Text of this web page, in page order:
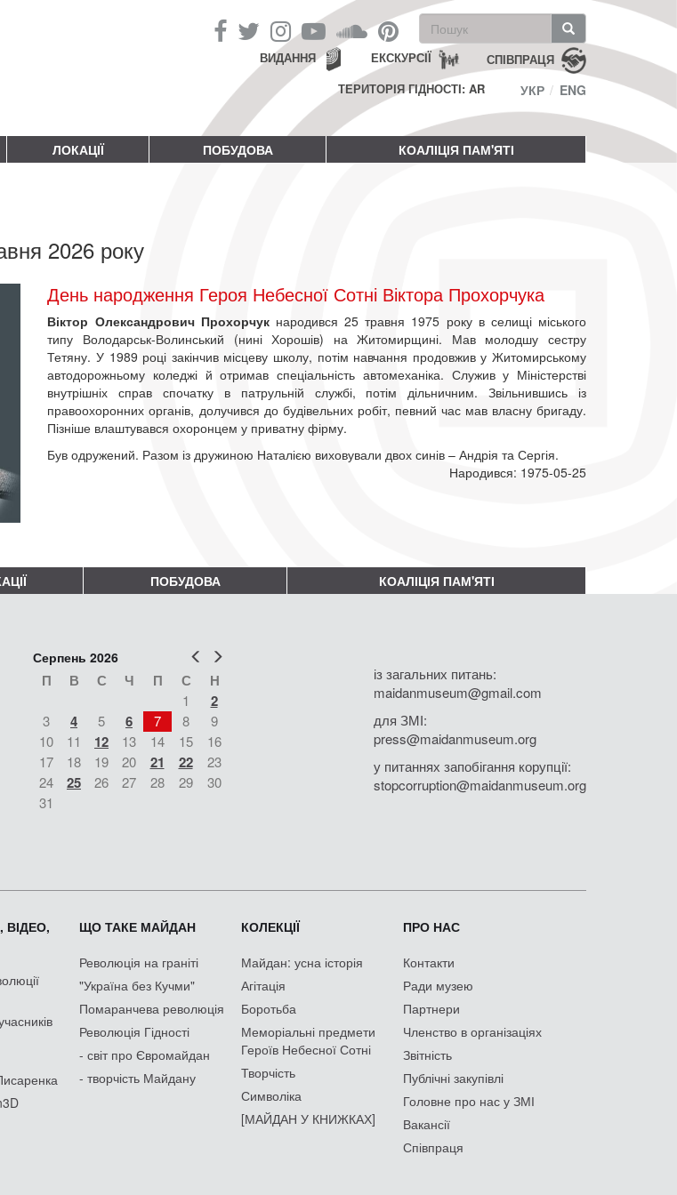
Пошукова
форма
Пошук СПІВПРАЦЯ
ЕКСКУРСІЇ
ВИДАННЯ
ТЕРИТОРІЯ ГІДНОСТІ: AR
УКР ENG
ЛОКАЦІЇ ПОБУДОВА КОАЛІЦІЯ ПАМ'ЯТІ
2026 року
День народження Героя Небесної Сотні Віктора Прохорчука
Віктор Олександрович Прохорчук народився 25 травня 1975 року в селищі міського
типу Володарськ-Волинський (нині Хорошів) на Житомирщині. Мав молодшу сестру
Тетяну. У 1989 році закінчив місцеву школу, потім навчання продовжив у Житомирському
автодорожньому коледжі й отримав спеціальність автомеханіка. Служив у Міністерстві
внутрішніх справ спочатку в патрульній службі, потім дільничним. Звільнившись із
правоохоронних органів, долучився до будівельних робіт, певний час мав власну бригаду.
Пізніше влаштувався охоронцем у приватну фірму.
Був одружений. Разом із дружиною Наталією виховували двох синів – Андрія та Сергія.
Народився: 1975-05-25
ПОБУДОВА КОАЛІЦІЯ ПАМ'ЯТІ
Попер
Серпень 2026
П В С Ч П С Н
1 2
3 4 5 6 7 8
9
10
11 12 13 14 15
16
17
18 19 20 21 22
23
24
25 26 27 28 29
30
31
із загальних питань:
maidanmuseum@gmail.com
для ЗМІ:
press@maidanmuseum.org
у питаннях запобігання корупції:
stopcorruption@maidanmuseum.org
ВІДЕО,
ЩО ТАКЕ МАЙДАН
Революція на граніті
"Україна без Кучми"
Помаранчева революція
Революція Гідності
- світ про Євромайдан
- творчість Майдану
КОЛЕКЦІЇ
Майдан: усна історія
Агітація
Боротьба
Меморіальні предмети
Героїв Небесної Сотні
Творчість
Символіка
[МАЙДАН У КНИЖКАХ]
ПРО НАС
Контакти
Ради музею
Партнери
Членство в організаціях
Звітність
Публічні закупівлі
Головне про нас у ЗМІ
Вакансії
Співпраця